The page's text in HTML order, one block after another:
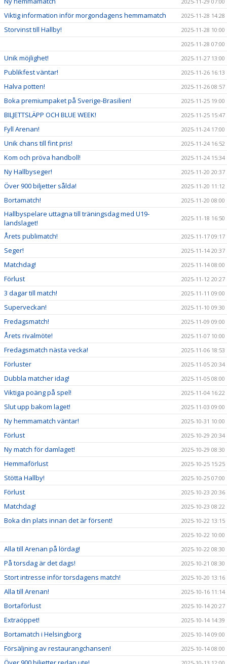
Viktig information inför morgondagens hemmamatch 2025-11-28 14:28
Storvinst till Hallby!
2025-11-28 10:00
2025-11-28 07:00
Unik möjlighet! 2025-11-27 13:00
Publikfest väntar! 2025-11-26 16:13
Halva potten! 2025-11-26 08:57
Boka premiumpaket på Sverige-Brasilien! 2025-11-25 19:00
BILJETTSLÄPP OCH BLUE WEEK! 2025-11-25 15:47
Fyll Arenan! 2025-11-24 17:00
Unik chans till fint pris! 2025-11-24 16:52
Kom och pröva handboll! 2025-11-24 15:34
Ny Hallbyseger! 2025-11-20 20:37
Över 900 biljetter sålda! 2025-11-20 11:12
Bortamatch! 2025-11-20 08:00
Hallbyspelare uttagna till träningsdag med U19-
landslaget!
2025-11-18 16:50
Årets publimatch! 2025-11-17 09:17
Seger! 2025-11-14 20:37
Matchdag! 2025-11-14 08:00
Förlust 2025-11-12 20:27
3 dagar till match! 2025-11-11 09:00
Superveckan! 2025-11-10 09:30
Fredagsmatch! 2025-11-09 09:00
Årets rivalmöte! 2025-11-07 10:00
Fredagsmatch nästa vecka! 2025-11-06 18:53
Förluster 2025-11-05 20:34
Dubbla matcher idag! 2025-11-05 08:00
Viktiga poäng på spel! 2025-11-04 16:22
Slut upp bakom laget! 2025-11-03 09:00
Ny hemmamatch väntar! 2025-10-31 10:00
Förlust 2025-10-29 20:34
Ny match för damlaget! 2025-10-29 08:30
Hemmaförlust 2025-10-25 15:25
Stötta Hallby! 2025-10-25 07:00
Förlust 2025-10-23 20:36
Matchdag! 2025-10-23 08:22
Boka din plats innan det är försent!
2025-10-22 13:15
2025-10-22 10:00
Alla till Arenan på lördag! 2025-10-22 08:30
På torsdag är det dags! 2025-10-21 08:30
Stort intresse inför torsdagens match! 2025-10-20 13:16
Alla till Arenan! 2025-10-16 11:14
Bortaförlust 2025-10-14 20:27
Extraöppet! 2025-10-14 14:39
Bortamatch i Helsingborg 2025-10-14 09:00
Försäljning av restaurangchansen! 2025-10-14 08:00